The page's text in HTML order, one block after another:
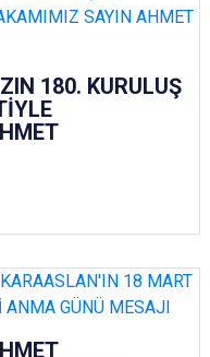
180. KURULUŞ